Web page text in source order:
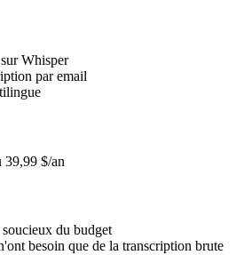
Whisper
par email
39,99 $/an
du budget
besoin que de la transcription brute